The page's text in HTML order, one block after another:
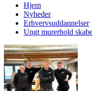
Hjem
Nyheder
Erhvervsuddannelser
Ungt murerhold